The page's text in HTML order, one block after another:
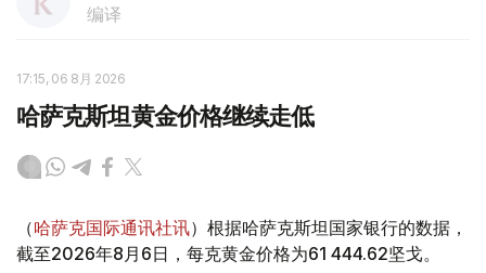
编译
17:15, 06 8月 2026
哈萨克斯坦黄金价格继续走低
（哈萨克国际通讯社讯）根据哈萨克斯坦国家银行的数据，
截至2026年8月6日，每克黄金价格为61 444.62坚戈。